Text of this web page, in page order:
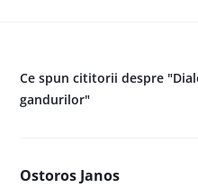
Ce spun cititorii despre
gandurilor"
Ostoros Janos